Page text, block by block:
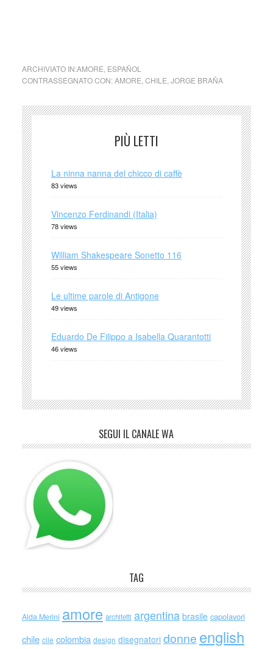
ARCHIVIATO IN:AMORE ESPAÑOL
CONTRASSEGNATO CON:AMORE CHILE JORGE BRAÑA
PIÙ LETTI
La ninna nanna del chicco di caffè
83 views
Vincenzo Ferdinandi (Italia)
78 views
William Shakespeare Sonetto 116
55 views
Le ultime parole di Antigone
49 views
Eduardo De Filippo a Isabella Quarantotti
46 views
SEGUI IL CANALE WA
TAG
Alda Merini amore architetti argentina brasile capolavori
chile cile colombia design disegnatori donne english